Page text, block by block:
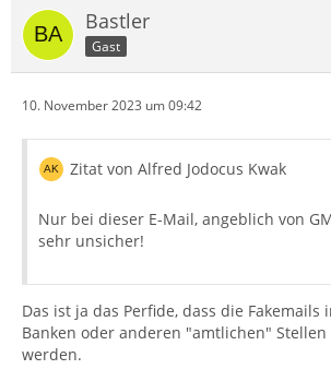
Bastler
Gast
10. November 2023 um 09:42
Zitat von Alfred Jodocus Kwak
Nur bei dieser E-Mail, angeblich von
sehr unsicher!
Das ist ja das Perfide, dass die Fakemails
Banken oder anderen "amtlichen"
werden.